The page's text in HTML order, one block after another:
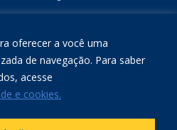
oferecer a você uma
de navegação. Para saber
acesse
e cookies.